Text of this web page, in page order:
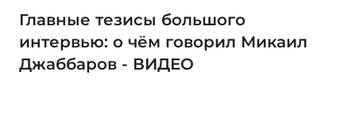
Главные тезисы большого
интервью: о чём говорил Микаил
Джаббаров - ВИДЕО